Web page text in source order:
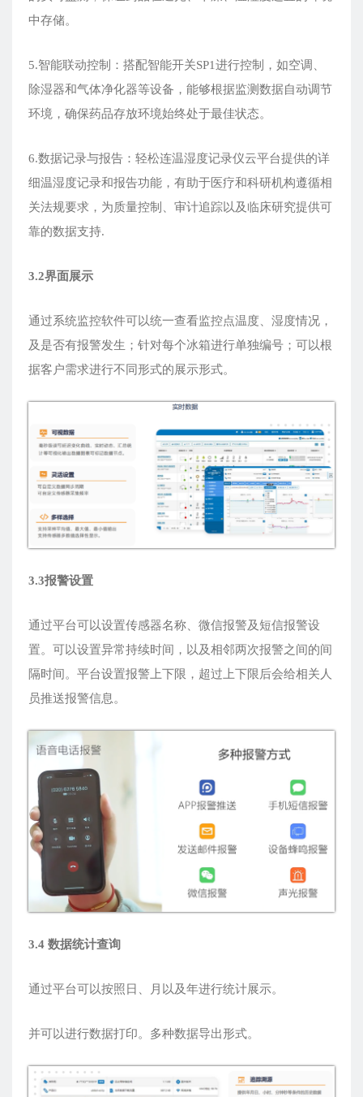
中存储。
5.智能联动控制：搭配智能开关SP1进行控制，如空调、
除湿器和气体净化器等设备，能够根据监测数据自动调节
环境，确保药品存放环境始终处于最佳状态。
6.数据记录与报告：轻松连温湿度记录仪云平台提供的详
细温湿度记录和报告功能，有助于医疗和科研机构遵循相
关法规要求，为质量控制、审计追踪以及临床研究提供可
靠的数据支持.
3.2界面展示
通过系统监控软件可以统一查看监控点温度、湿度情况，
及是否有报警发生；针对每个冰箱进行单独编号；可以根
据客户需求进行不同形式的展示形式。
3.3报警设置
通过平台可以设置传感器名称、微信报警及短信报警设
置。可以设置异常持续时间，以及相邻两次报警之间的间
隔时间。平台设置报警上下限，超过上下限后会给相关人
员推送报警信息。
3.4 数据统计查询
通过平台可以按照日、月以及年进行统计展示。
并可以进行数据打印。多种数据导出形式。